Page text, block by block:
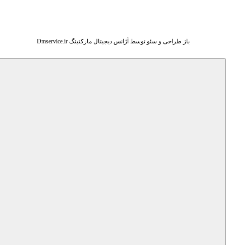
باز طراحی و سئو توسط آژانس دیجیتال مارکتینگ Dmservice.ir